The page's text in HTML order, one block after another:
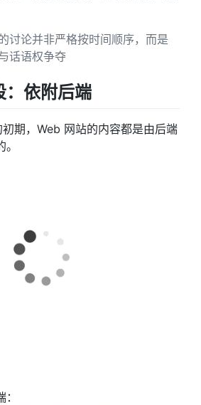
讨论并非严格按时间顺序，而是
话语权争夺
：依附后端
期，Web 网站的内容都是由后端